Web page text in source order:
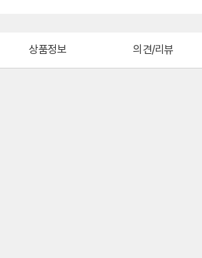
상품정보 의견/리뷰